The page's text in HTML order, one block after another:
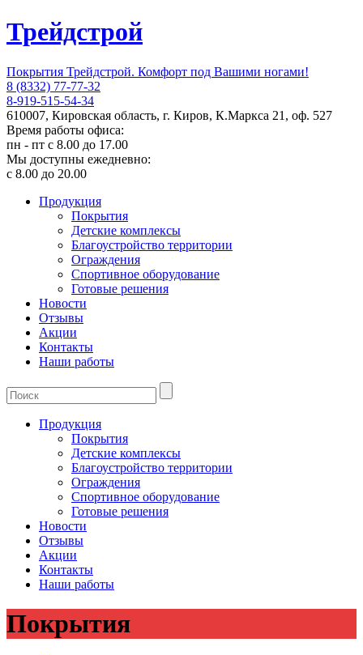
Трейдстрой
Покрытия Трейдстрой. Комфорт под Вашими ногами!
8 (8332) 77-77-32
8-919-515-54-34
610007, Кировская область, г. Киров, К.Маркса 21, оф. 527
Время работы офиса:
пн - пт с 8.00 до 17.00
Мы доступны ежедневно:
с 8.00 до 20.00
Продукция
Покрытия
Детские комплексы
Благоустройство территории
Ограждения
Спортивное оборудование
Готовые решения
Новости
Отзывы
Акции
Контакты
Наши работы
Продукция
Покрытия
Детские комплексы
Благоустройство территории
Ограждения
Спортивное оборудование
Готовые решения
Новости
Отзывы
Акции
Контакты
Наши работы
Покрытия